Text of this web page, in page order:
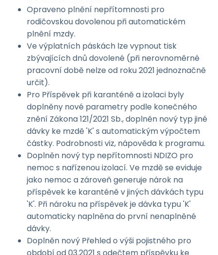
Opraveno plnění nepřítomnosti pro
rodičovskou dovolenou při automatickém
plnění mzdy.
Ve výplatních páskách lze vypnout tisk
zbývajících dnů dovolené (při nerovnoměrné
pracovní době nelze od roku 2021 jednoznačně
určit).
Pro Příspěvek při karanténě a izolaci byly
doplněny nové parametry podle konečného
znění Zákona 121/2021 Sb., doplněn nový typ jiné
dávky ke mzdě 'K' s automatickým výpočtem
částky. Podrobnosti viz, nápověda k programu.
Doplněn nový typ nepřítomnosti NDIZO pro
nemoc s nařízenou izolací. Ve mzdě se eviduje
jako nemoc a zároveň generuje nárok na
příspěvek ke karanténě v jiných dávkách typu
'K'. Při nároku na příspěvek je dávka typu 'K'
automaticky naplněna do první nenaplněné
dávky.
Doplněn nový Přehled o výši pojistného pro